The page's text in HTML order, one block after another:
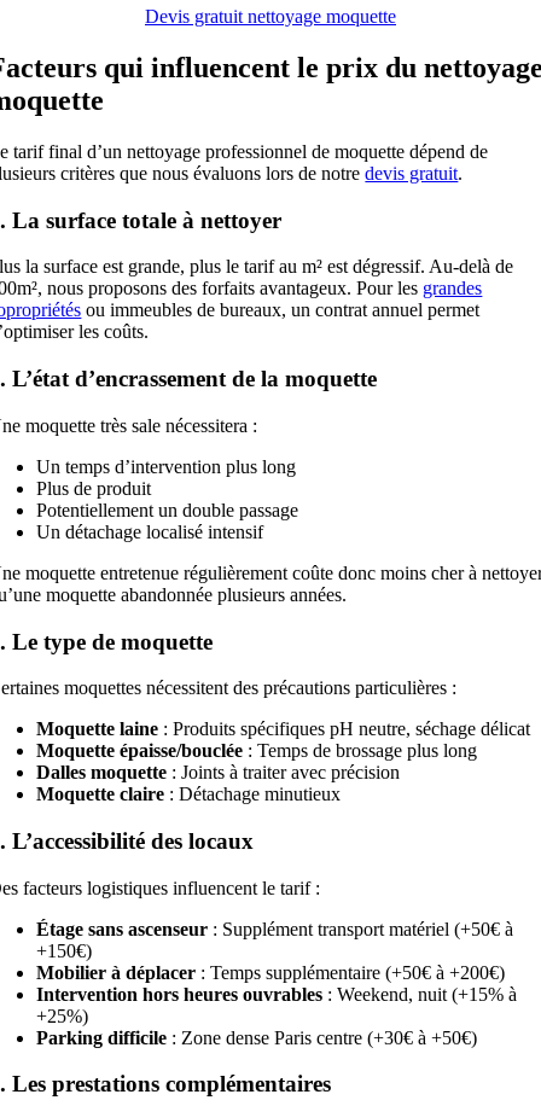
Devis gratuit nettoyage moquette
qui influencent le prix du
tarif final d’un nettoyage professionnel de moquette dépend de
critères que nous évaluons lors de notredevis gratuit.
La surface totale à nettoyer
la surface est grande, plus le tarif au m² est dégressif. Au-delà de
nous proposons des forfaits avantageux. Pour les grandes
ou immeubles de bureaux, un contrat annuel permet
les coûts.
L’état d’encrassement de la moquette
moquette très sale nécessitera :
Un temps d’intervention plus long
Plus de produit
Potentiellement un double passage
Un détachage localisé intensif
moquette entretenue régulièrement coûte donc moins cher à
moquette abandonnée plusieurs années.
Le type de moquette
moquettes nécessitent des précautions particulières :
Moquette laine : Produits spécifiques pH neutre, séchage délicat
Moquette épaisse/bouclée : Temps de brossage plus long
Dalles moquette : Joints à traiter avec précision
Moquette claire : Détachage minutieux
L’accessibilité des locaux
facteurs logistiques influencent le tarif :
Étage sans ascenseur : Supplément transport matériel (+50€ à
+150€)
Mobilier à déplacer : Temps supplémentaire (+50€ à +200€)
Intervention hors heures ouvrables : Weekend, nuit (+15% à
+25%)
Parking difficile : Zone dense Paris centre (+30€ à +50€)
Les prestations complémentaires